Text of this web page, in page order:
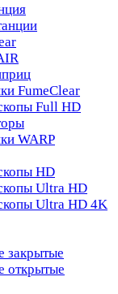
FumeClear
Full HD
WARP
HD
Ultra HD
Ultra HD 4K
закрытые
открытые